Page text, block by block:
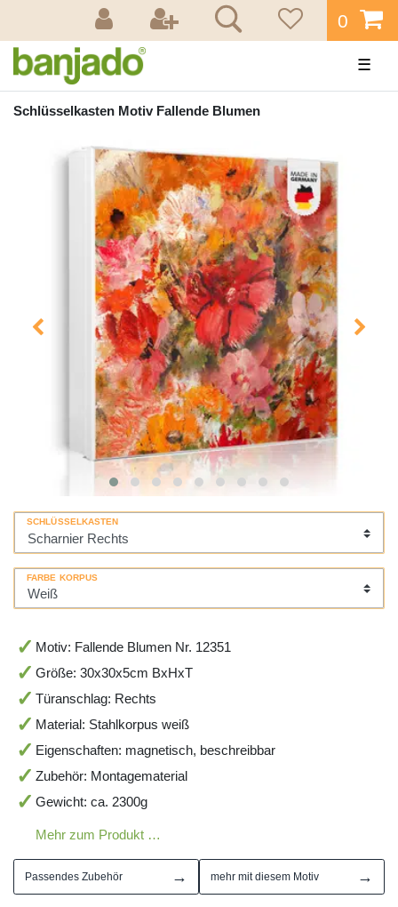
0
☰
Schlüsselkasten Motiv Fallende Blumen
SCHLÜSSELKASTEN
FARBE KORPUS
Motiv: Fallende Blumen Nr. 12351
Größe: 30x30x5cm BxHxT
Türanschlag: Rechts
Material: Stahlkorpus weiß
Eigenschaften: magnetisch, beschreibbar
Zubehör: Montagematerial
Gewicht: ca. 2300g
Mehr zum Produkt …
Passendes Zubehör → mehr mit diesem Motiv →